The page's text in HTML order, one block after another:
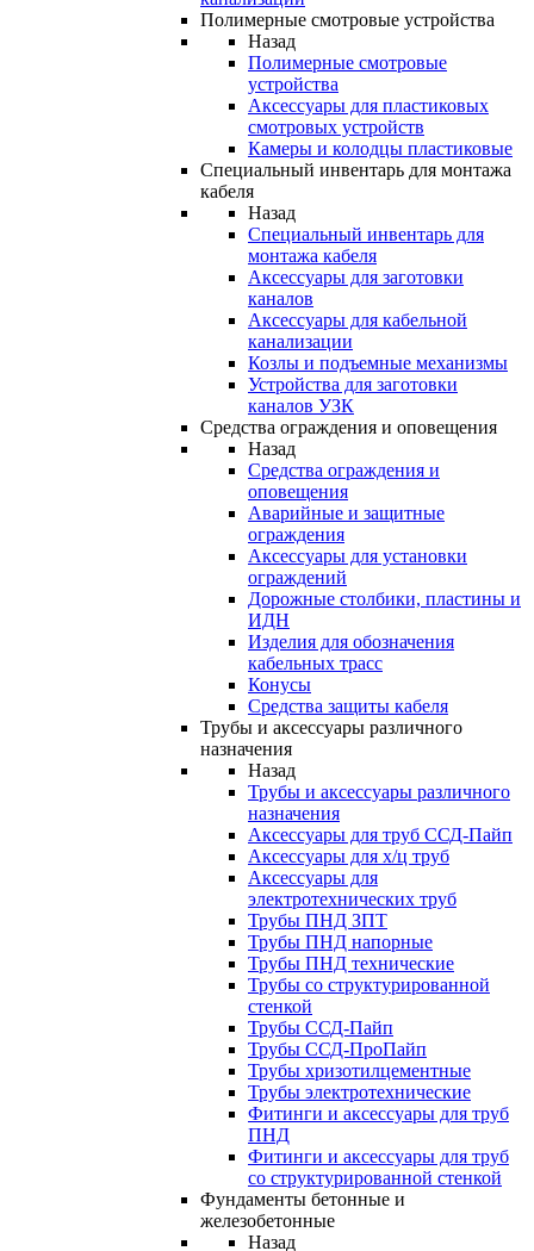
Полимерные смотровые устройства
Назад
Полимерные смотровые
устройства
Аксессуары для пластиковых
смотровых устройств
Камеры и колодцы пластиковые
Специальный инвентарь для монтажа
кабеля
Назад
Специальный инвентарь для
монтажа кабеля
Аксессуары для заготовки
каналов
Аксессуары для кабельной
канализации
Козлы и подъемные механизмы
Устройства для заготовки
каналов УЗК
Средства ограждения и оповещения
Назад
Средства ограждения и
оповещения
Аварийные и защитные
ограждения
Аксессуары для установки
ограждений
Дорожные столбики, пластины и
ИДН
Изделия для обозначения
кабельных трасс
Конусы
Средства защиты кабеля
Трубы и аксессуары различного
назначения
Назад
Трубы и аксессуары различного
назначения
Аксессуары для труб ССД-Пайп
Аксессуары для х/ц труб
Аксессуары для
электротехнических труб
Трубы ПНД ЗПТ
Трубы ПНД напорные
Трубы ПНД технические
Трубы со структурированной
стенкой
Трубы ССД-Пайп
Трубы ССД-ПроПайп
Трубы хризотилцементные
Трубы электротехнические
Фитинги и аксессуары для труб
ПНД
Фитинги и аксессуары для труб
со структурированной стенкой
Фундаменты бетонные и
железобетонные
Назад